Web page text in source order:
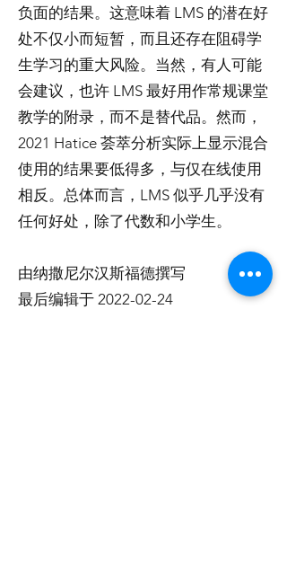
负面的结果。这意味着 LMS 的潜在好
处不仅小而短暂，而且还存在阻碍学
生学习的重大风险。当然，有人可能
会建议，也许 LMS 最好用作常规课堂
教学的附录，而不是替代品。然而，
2021 Hatice 荟萃分析实际上显示混合
使用的结果要低得多，与仅在线使用
相反。总体而言，LMS 似乎几乎没有
任何好处，除了代数和小学生。
由纳撒尼尔汉斯福德撰写
最后编辑于 2022-02-24